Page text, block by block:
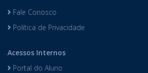
Fale Conosco
Política de Privacidade
Acessos Internos
Portal do Aluno